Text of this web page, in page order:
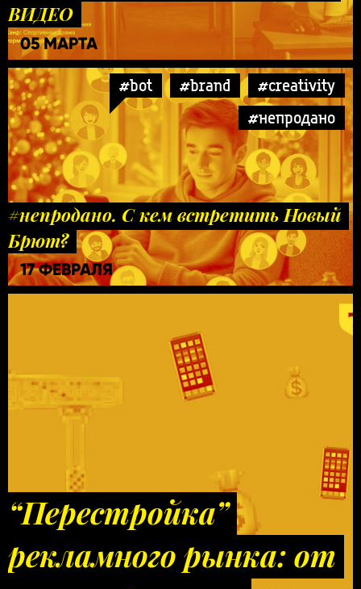
ВИДЕО
05 МАРТА
#bot #brand
#creativity
#непродано
#непродано. С кем встретить Новый
Брют?
17 ФЕВРАЛЯ
“Перестройка”
рекламного рынка: от